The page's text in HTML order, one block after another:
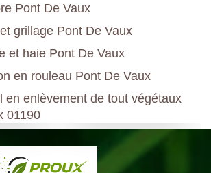
Pont De Vaux
grillage Pont De Vaux
et haie Pont De Vaux
en rouleau Pont De Vaux
en enlèvement de tout végétaux
01190